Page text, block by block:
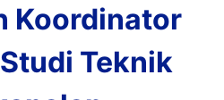
Koordinator
Teknik